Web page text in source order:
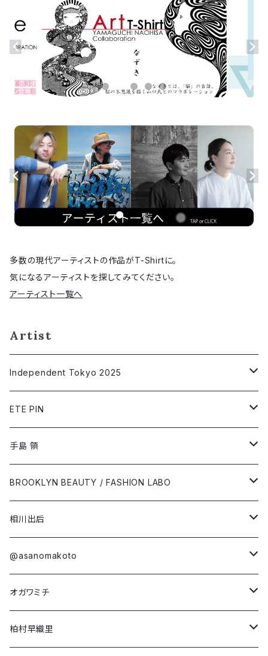
多数の現代アーティストの作品がT-Shirtに。
気になるアーティストを探してみてください。
アーティスト一覧へ
Artist
Independent Tokyo 2025
相川出后
@asanomakoto
オガワミチ
柏村早織里
金森まさき
川崎未結
けいみず
ETE PIN
Short Sleeve T-shirt
Long Sleeve T-shirt
手島 領
Short Sleeve T-shirt
Long Sleeve T-shirt
第4弾コラボ
「NEO(n) YEAR -unicorn-」
「Dream in Rose」
第3弾コラボ
「Run! Boy Run!」
第2弾コラボ
BROOKLYN BEAUTY / FASHION LABO
Short Sleeve T-shirt
Long Sleeve T-shirt
Damien Olsen Berdichevsky
Dario Mohr
相川出后
Short Sleeve T-shirt
Long Sleeve T-shirt
@asanomakoto
Short Sleeve T-shirt
Long Sleeve T-shirt
オガワミチ
Short Sleeve T-shirt
柏村早織里